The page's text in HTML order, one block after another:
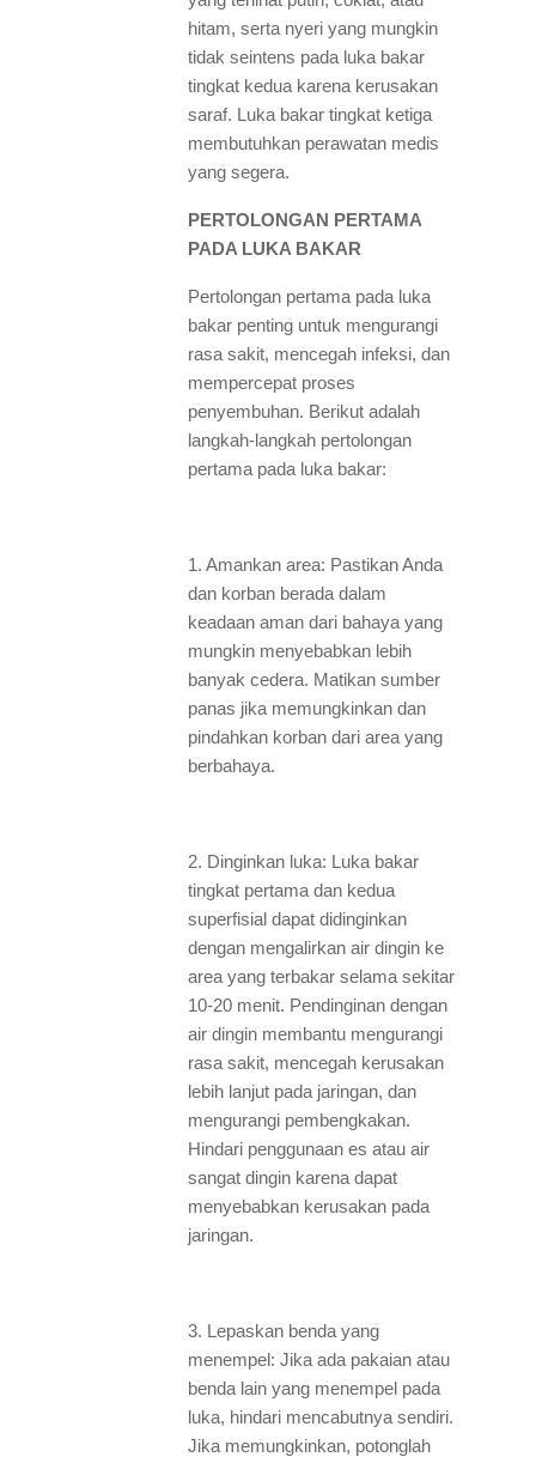
hitam, serta nyeri yang mungkin
tidak seintens pada luka bakar
tingkat kedua karena kerusakan
saraf. Luka bakar tingkat ketiga
membutuhkan perawatan medis
yang segera.
PERTOLONGAN PERTAMA
PADA LUKA BAKAR
Pertolongan pertama pada luka
bakar penting untuk mengurangi
rasa sakit, mencegah infeksi, dan
mempercepat proses
penyembuhan. Berikut adalah
langkah-langkah pertolongan
pertama pada luka bakar:
1. Amankan area: Pastikan Anda
dan korban berada dalam
keadaan aman dari bahaya yang
mungkin menyebabkan lebih
banyak cedera. Matikan sumber
panas jika memungkinkan dan
pindahkan korban dari area yang
berbahaya.
2. Dinginkan luka: Luka bakar
tingkat pertama dan kedua
superfisial dapat didinginkan
dengan mengalirkan air dingin ke
area yang terbakar selama sekitar
10-20 menit. Pendinginan dengan
air dingin membantu mengurangi
rasa sakit, mencegah kerusakan
lebih lanjut pada jaringan, dan
mengurangi pembengkakan.
Hindari penggunaan es atau air
sangat dingin karena dapat
menyebabkan kerusakan pada
jaringan.
3. Lepaskan benda yang
menempel: Jika ada pakaian atau
benda lain yang menempel pada
luka, hindari mencabutnya sendiri.
Jika memungkinkan, potonglah